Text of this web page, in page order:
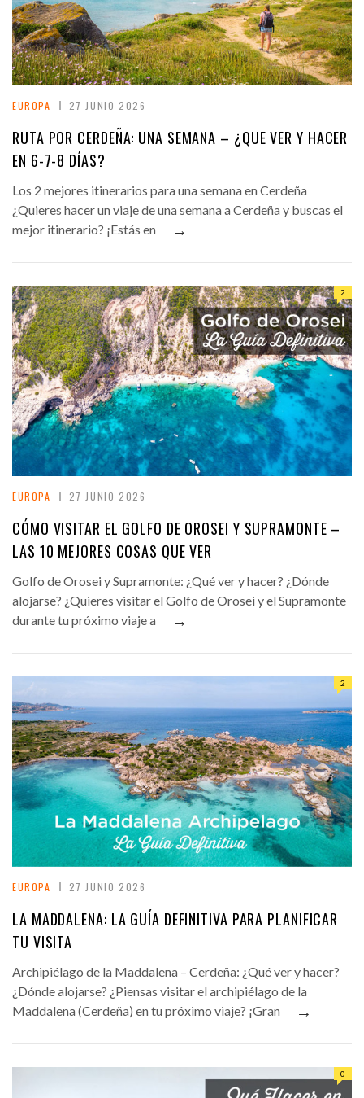
EUROPA 27 JUNIO 2026
RUTA POR CERDEÑA: UNA SEMANA – ¿QUE VER Y HACER
EN 6-7-8 DÍAS?
Los 2 mejores itinerarios para una semana en Cerdeña
¿Quieres hacer un viaje de una semana a Cerdeña y buscas el
mejor itinerario? ¡Estás en
→
2
EUROPA 27 JUNIO 2026
CÓMO VISITAR EL GOLFO DE OROSEI Y SUPRAMONTE –
LAS 10 MEJORES COSAS QUE VER
Golfo de Orosei y Supramonte: ¿Qué ver y hacer? ¿Dónde
alojarse? ¿Quieres visitar el Golfo de Orosei y el Supramonte
durante tu próximo viaje a
→
2
EUROPA 27 JUNIO 2026
LA MADDALENA: LA GUÍA DEFINITIVA PARA PLANIFICAR
TU VISITA
Archipiélago de la Maddalena – Cerdeña: ¿Qué ver y hacer?
¿Dónde alojarse? ¿Piensas visitar el archipiélago de la
Maddalena (Cerdeña) en tu próximo viaje? ¡Gran
→
0